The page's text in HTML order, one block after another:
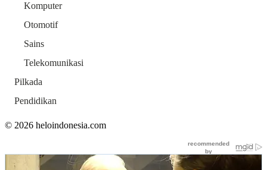
Komputer
Otomotif
Sains
Telekomunikasi
Pilkada
Pendidikan
© 2026 heloindonesia.com